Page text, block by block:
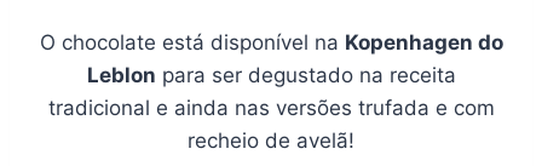
O chocolate está disponível na Kopenhagen do
Leblon para ser degustado na receita
tradicional e ainda nas versões trufada e com
recheio de avelã!